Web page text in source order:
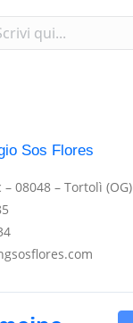
Sos Flores
08048 – Tortolì (OG)